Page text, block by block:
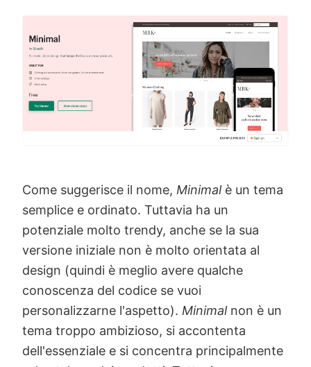
Come suggerisce il nome, Minimalè un tema
semplice e ordinato. Tuttavia ha un
potenziale molto trendy, anche se la sua
versione iniziale non è molto orientata al
design (quindi è meglio avere qualche
conoscenza del codice se vuoi
personalizzarne l'aspetto). Minimalnon è un
tema troppo ambizioso, si accontenta
dell'essenziale e si concentra principalmente